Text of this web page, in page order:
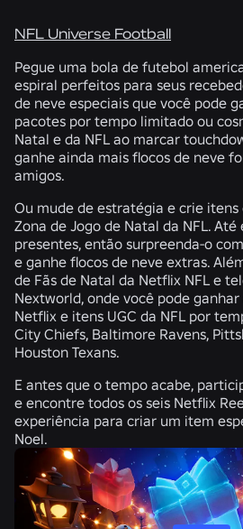
NFL Universe Football
Pegue uma bola de futebol
espiral perfeitos para seus
de neve especiais que você pode
pacotes por tempo limitado ou
Natal e da NFL ao marcar
ganhe ainda mais flocos de neve
amigos.
Ou mude de estratégia e crie itens
Zona de Jogo de Natal da NFL. Até
presentes, então surpreenda-o
e ganhe flocos de neve extras.
de Fãs de Natal da Netflix NFL e
Nextworld, onde você pode
Netflix e itens UGC da NFL por
City Chiefs, Baltimore Ravens,
Houston Texans.
E antes que o tempo acabe,
e encontre todos os seis Netflix
experiência para criar um item
Noel.